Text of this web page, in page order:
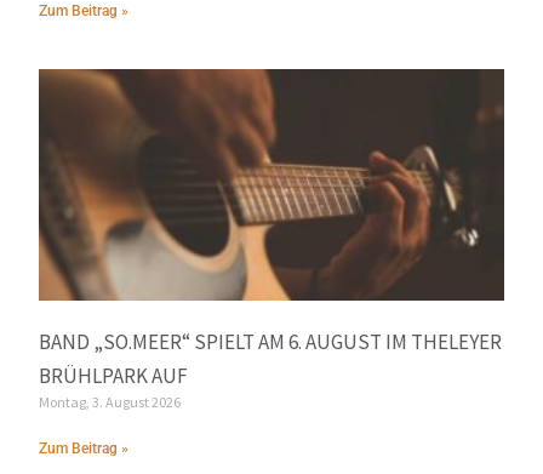
Zum Beitrag »
BAND „SO.MEER“ SPIELT AM 6. AUGUST IM THELEYER
BRÜHLPARK AUF
Montag, 3. August 2026
Zum Beitrag »